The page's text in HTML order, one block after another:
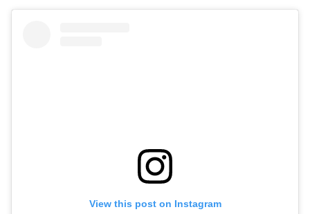
View this post on Instagram